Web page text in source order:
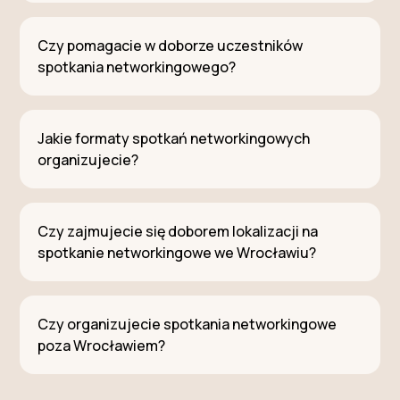
Czy pomagacie w doborze uczestników
spotkania networkingowego?
Jakie formaty spotkań networkingowych
organizujecie?
Czy zajmujecie się doborem lokalizacji na
spotkanie networkingowe we Wrocławiu?
Czy organizujecie spotkania networkingowe
poza Wrocławiem?